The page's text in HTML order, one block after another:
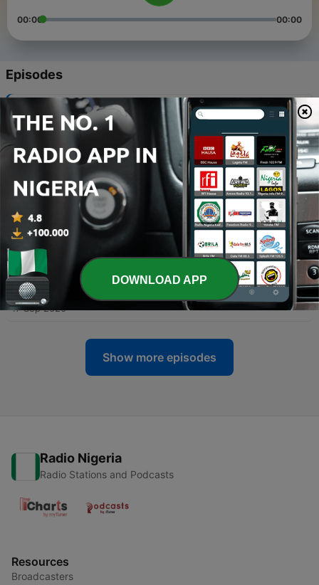
00:00 00:00
Episodes
ئەڵقەی هەشتەم- سەستەینەبڵیتی و گۆڕانی کەشوهەوا
05 Nov 2020
8 - ئەڵقەی حەوتەم - خوێندنی دەرەوەی زانکۆ
7 - ئەڵقەی شەشەم - دیزاین و پرۆسەی دیزاین کردن
01 Oct 2020
25 Sep 2020
5 - ئەڵقەی چوارەم- بەغداد
17 Sep 2020
Show more episodes
Radio Nigeria
Radio Stations and Podcasts
Resources
Broadcasters
DOWNLOAD APP